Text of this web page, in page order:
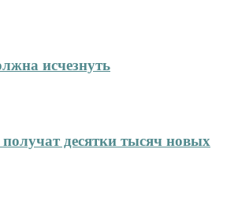
исчезнуть
десятки тысяч новых